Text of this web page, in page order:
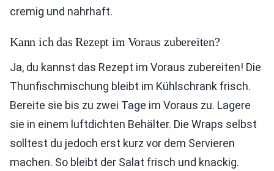
cremig und nahrhaft.
Kann ich das Rezept im Voraus zubereiten?
Ja, du kannst das Rezept im Voraus zubereiten! Die
Thunfischmischung bleibt im Kühlschrank frisch.
Bereite sie bis zu zwei Tage im Voraus zu. Lagere
sie in einem luftdichten Behälter. Die Wraps selbst
solltest du jedoch erst kurz vor dem Servieren
machen. So bleibt der Salat frisch und knackig.